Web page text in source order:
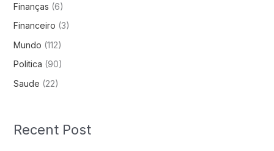
Finanças (6)
Financeiro (3)
Mundo (112)
Politica (90)
Saude (22)
Recent Post